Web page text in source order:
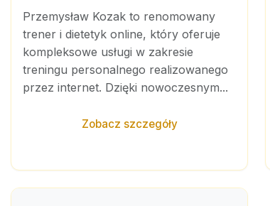
Przemysław Kozak to renomowany
trener i dietetyk online, który oferuje
kompleksowe usługi w zakresie
treningu personalnego realizowanego
przez internet. Dzięki nowoczesnym...
Zobacz szczegóły